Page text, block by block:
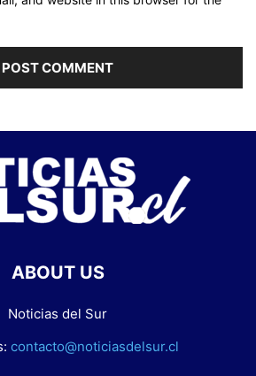
ABOUT US
Noticias del Sur
contacto@noticiasdelsur.cl